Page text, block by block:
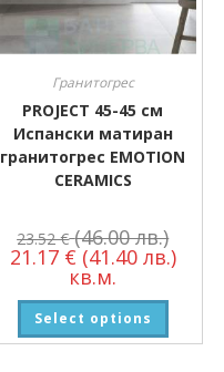
Гранитогрес
PROJECT 45-45 см
Испански матиран
гранитогрес EMOTION
CERAMICS
23.52€ (46.00 лв.)
21.17 € (41.40 лв.)
кв.м.
Select options